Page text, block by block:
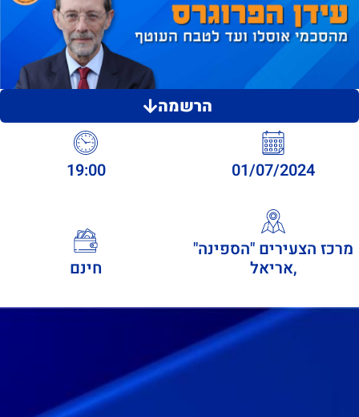
הרשמה
01/07/2024
19:00
מרכז הצעירים "הספינה"
,אריאל
חינם